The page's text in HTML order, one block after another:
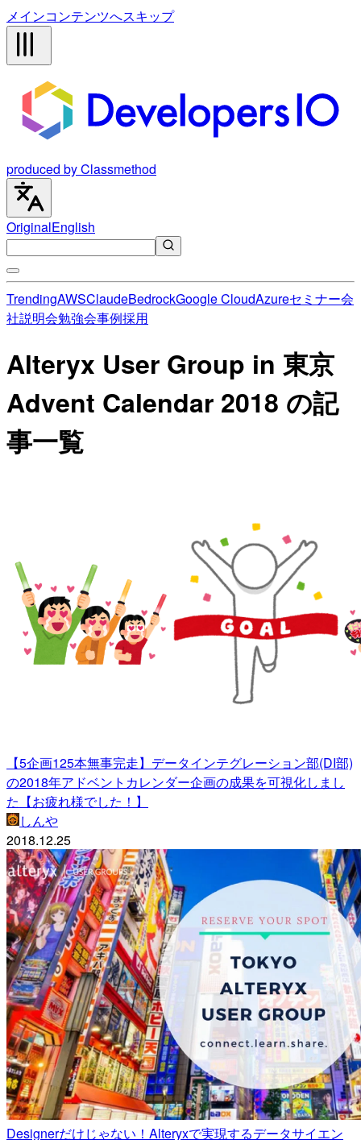
メインコンテンツへスキップ
produced by Classmethod
OriginalEnglish
TrendingAWSClaudeBedrockGoogle CloudAzureセミナー会
社説明会勉強会事例採用
Alteryx User Group in 東京
Advent Calendar 2018 の記
事一覧
【5企画125本無事完走】データインテグレーション部(DI部)
の2018年アドベントカレンダー企画の成果を可視化しまし
た【お疲れ様でした！】
しんや
2018.12.25
Designerだけじゃない！Alteryxで実現するデータサイエン